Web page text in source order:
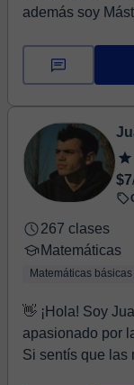
además soy
$7
267 clases
Matemáticas
Matemáticas básicas
👋 ¡Hola! Soy
apasionado por
Si sentís que las